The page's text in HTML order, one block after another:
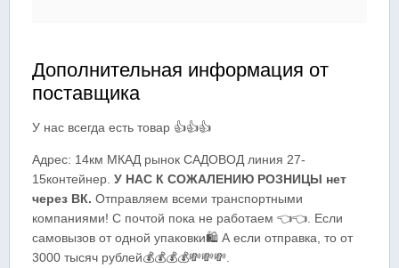
Дополнительная информация от
поставщика
У нас всегда есть товар 👍👍👍
Адрес: 14км МКАД рынок САДОВОД линия 27-
15контейнер. У НАС К СОЖАЛЕНИЮ РОЗНИЦЫ нет
через ВК. Отправляем всеми транспортными
компаниями! С почтой пока не работаем 👈👈. Если
самовызов от одной упаковки🛍 А если отправка, то от
3000 тысяч рублей💰💰💰💰💸💸💸.